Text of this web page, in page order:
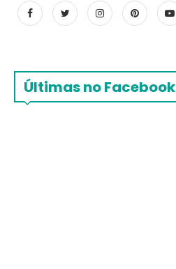
Últimas no Facebook